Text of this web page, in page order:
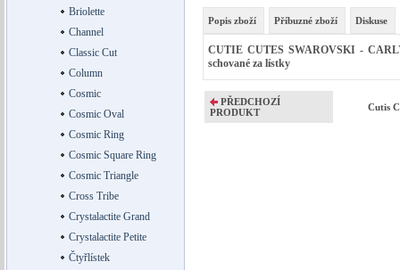
Briolette
Channel
Classic Cut
Column
Cosmic
Cosmic Oval
Cosmic Ring
Cosmic Square Ring
Cosmic Triangle
Cross Tribe
Crystalactite Grand
Crystalactite Petite
Čtyřlístek
Popis zboží Příbuzné zboží Diskuse
CUTIE CUTES SWAROVSKI -
schované za lístky
PŘEDCHOZÍ
PRODUKT
Cutis